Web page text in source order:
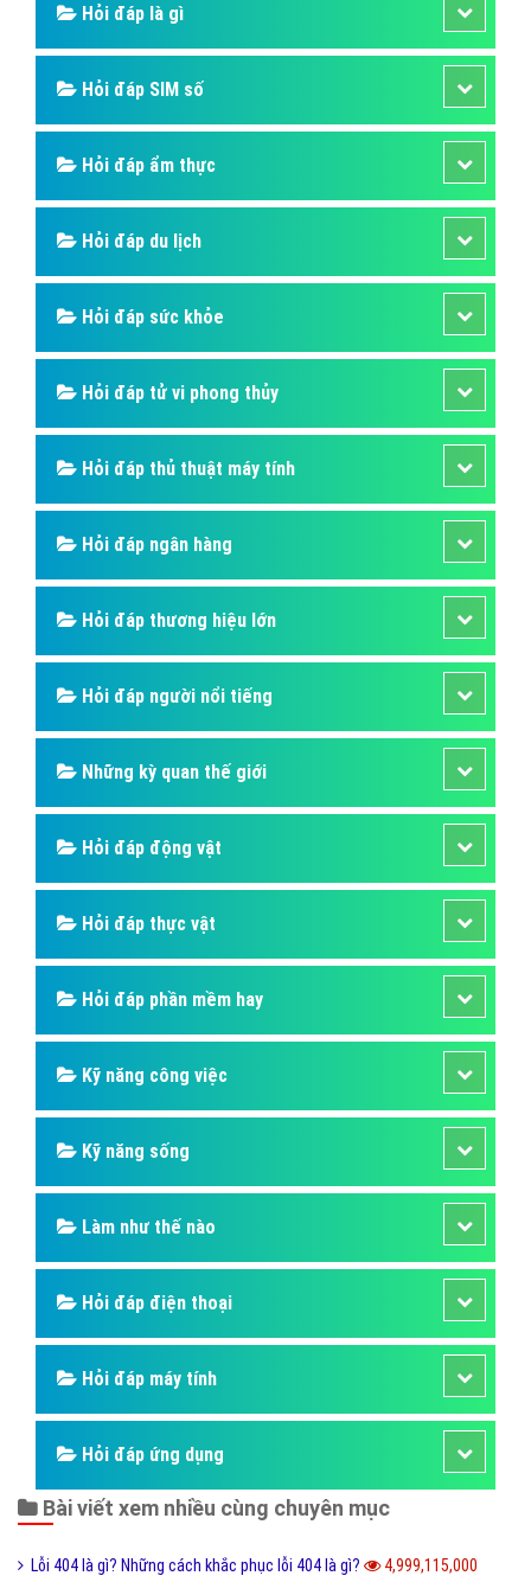
Hỏi đáp là gì
Hỏi đáp SIM số
Hỏi đáp ẩm thực
Hỏi đáp du lịch
Hỏi đáp sức khỏe
Hỏi đáp tử vi phong thủy
Hỏi đáp thủ thuật máy tính
Hỏi đáp ngân hàng
Hỏi đáp thương hiệu lớn
Hỏi đáp người nổi tiếng
Những kỳ quan thế giới
Hỏi đáp động vật
Hỏi đáp thực vật
Hỏi đáp phần mềm hay
Kỹ năng công việc
Kỹ năng sống
Làm như thế nào
Hỏi đáp điện thoại
Hỏi đáp máy tính
Hỏi đáp ứng dụng
Bài viết xem nhiều cùng chuyên mục
Lỗi 404 là gì? Những cách khắc phục lỗi 404 là gì? 4,999,115,000